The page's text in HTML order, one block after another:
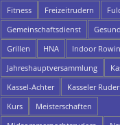
Fitness
Freizeitrudern
Gemeinschaftsdienst
Grillen
HNA
Indoor
Jahreshauptversammlung
Kassel-Achter
Kasseler
Kurs
Meisterschaften